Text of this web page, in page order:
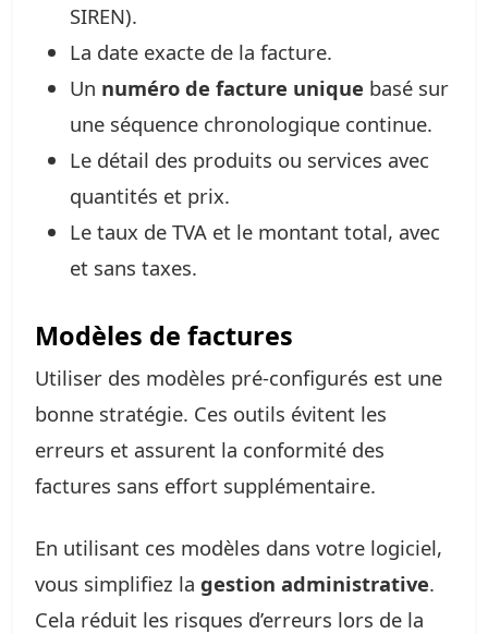
SIREN).
La date exacte de la facture.
Un numéro de facture unique basé sur
une séquence chronologique continue.
Le détail des produits ou services avec
quantités et prix.
Le taux de TVA et le montant total, avec
et sans taxes.
Modèles de factures
Utiliser des modèles pré-configurés est une
bonne stratégie. Ces outils évitent les
erreurs et assurent la conformité des
factures sans effort supplémentaire.
En utilisant ces modèles dans votre logiciel,
vous simplifiez la gestion administrative.
Cela réduit les risques d’erreurs lors de la